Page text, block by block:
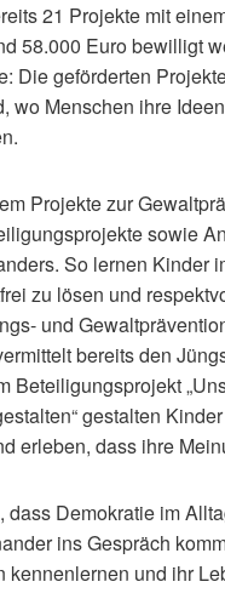
21 Projekte mit
58.000 Euro bewilligt
Die geförderten
wo Menschen ihre
Projekte zur
sowie
So lernen Kinder
zu lösen und
und
bereits den
Beteiligungsprojekt
gestalten
erleben, dass ihre
Demokratie im
ins Gespräch
kennenlernen und ihr